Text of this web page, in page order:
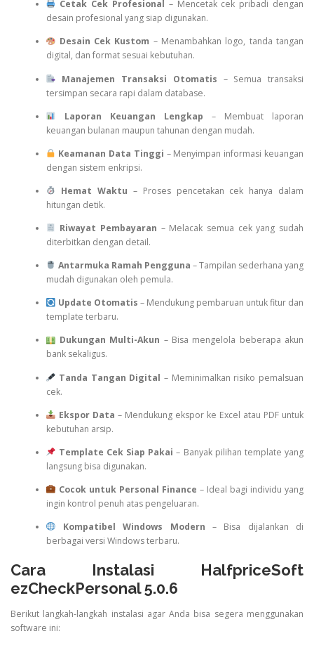
Cetak Cek Profesional – Mencetak cek pribadi dengan
desain profesional yang siap digunakan.
Desain Cek Kustom – Menambahkan logo, tanda tangan
digital, dan format sesuai kebutuhan.
Manajemen Transaksi Otomatis – Semua transaksi
tersimpan secara rapi dalam database.
Laporan Keuangan Lengkap – Membuat laporan
keuangan bulanan maupun tahunan dengan mudah.
Keamanan Data Tinggi – Menyimpan informasi keuangan
dengan sistem enkripsi.
Hemat Waktu – Proses pencetakan cek hanya dalam
hitungan detik.
Riwayat Pembayaran – Melacak semua cek yang sudah
diterbitkan dengan detail.
Antarmuka Ramah Pengguna – Tampilan sederhana yang
mudah digunakan oleh pemula.
Update Otomatis – Mendukung pembaruan untuk fitur dan
template terbaru.
Dukungan Multi-Akun – Bisa mengelola beberapa akun
bank sekaligus.
Tanda Tangan Digital – Meminimalkan risiko pemalsuan
cek.
Ekspor Data – Mendukung ekspor ke Excel atau PDF untuk
kebutuhan arsip.
Template Cek Siap Pakai – Banyak pilihan template yang
langsung bisa digunakan.
Cocok untuk Personal Finance – Ideal bagi individu yang
ingin kontrol penuh atas pengeluaran.
Kompatibel Windows Modern – Bisa dijalankan di
berbagai versi Windows terbaru.
Cara Instalasi HalfpriceSoft
ezCheckPersonal 5.0.6
Berikut langkah-langkah instalasi agar Anda bisa segera menggunakan
software ini: